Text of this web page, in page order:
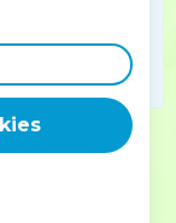
était
et célébrer
qui ont reçu le